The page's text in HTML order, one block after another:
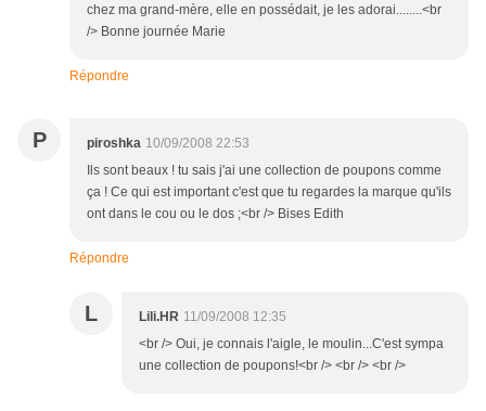
chez ma grand-mère, elle en possédait, je les adorai........<br
/> Bonne journée Marie
Répondre
P piroshka 10/09/2008 22:53
Ils sont beaux ! tu sais j'ai une collection de poupons comme
ça ! Ce qui est important c'est que tu regardes la marque qu'ils
ont dans le cou ou le dos ;<br /> Bises Edith
Répondre
L Lili.HR 11/09/2008 12:35
<br /> Oui, je connais l'aigle, le moulin...C'est sympa
une collection de poupons!<br /> <br /> <br />